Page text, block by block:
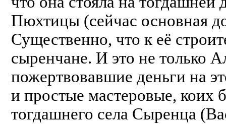
Пюхтицы (сейчас основная
Существенно, что к её
сыренчане. И это не только
пожертвовавшие деньги на
и простые мастеровые, коих
тогдашнего села Сыренца